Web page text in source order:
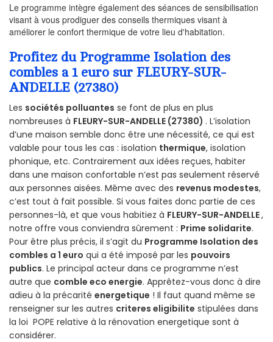
Le programme intègre également des séances de sensibilisation
visant à vous prodiguer des conseils thermiques visant à
améliorer le confort thermique de votre lieu d'habitation.
Profitez du Programme Isolation des
combles a 1 euro sur FLEURY-SUR-
ANDELLE (27380)
Les sociétés polluantes se font de plus en plus
nombreuses à FLEURY-SUR-ANDELLE (27380) . L’isolation
d’une maison semble donc être une nécessité, ce qui est
valable pour tous les cas : isolation thermique, isolation
phonique, etc. Contrairement aux idées reçues, habiter
dans une maison confortable n’est pas seulement réservé
aux personnes aisées. Même avec des revenus modestes,
c’est tout à fait possible. Si vous faites donc partie de ces
personnes-là, et que vous habitiez à FLEURY-SUR-ANDELLE,
notre offre vous conviendra sûrement : Prime solidarite.
Pour être plus précis, il s’agit du Programme Isolation des
combles a 1 euro qui a été imposé par les pouvoirs
publics. Le principal acteur dans ce programme n’est
autre que comble eco energie. Apprêtez-vous donc à dire
adieu à la précarité energetique ! Il faut quand même se
renseigner sur les autres criteres eligibilite stipulées dans
la loi POPE relative à la rénovation energetique sont à
considérer.